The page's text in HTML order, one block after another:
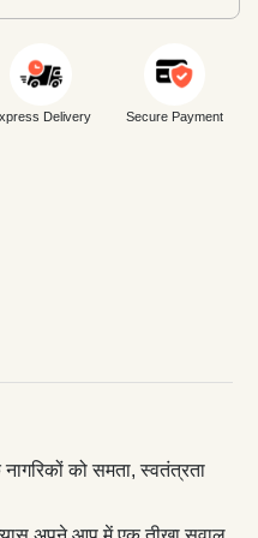
Delivery Secure Payment
को समता, स्वतंत्रता